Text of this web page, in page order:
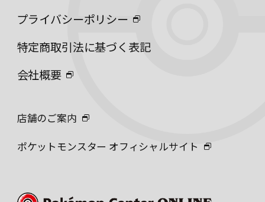
プライバシーポリシー
特定商取引法に基づく表記
会社概要
店舗のご案内
ポケットモンスター オフィシャルサイト